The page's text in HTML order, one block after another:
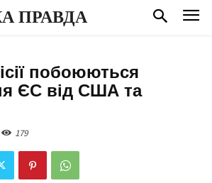
ПРАВДА
побоюються
ЄС від США та
179